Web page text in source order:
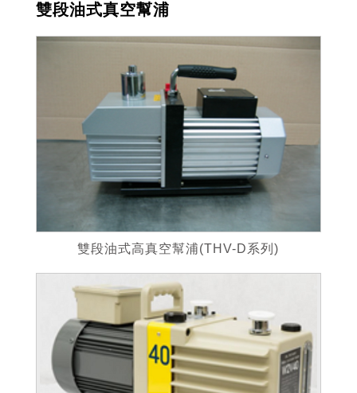
雙段油式真空幫浦
雙段油式高真空幫浦(THV-D系列)